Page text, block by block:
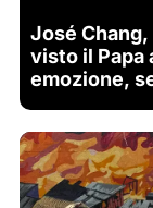
José
visto il Papa
emozione,